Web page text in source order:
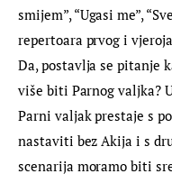
smijem”, “Ugasi me”,
repertoara prvog i
Da, postavlja se pitanje
više biti Parnog valjka?
Parni valjak prestaje s
nastaviti bez Akija i s
scenarija moramo biti